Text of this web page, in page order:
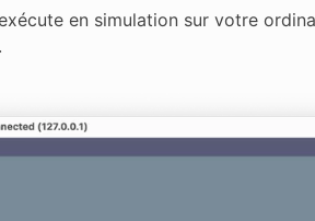
en simulation sur votre
.